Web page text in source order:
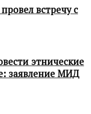
встречу с
этнические
заявление МИД